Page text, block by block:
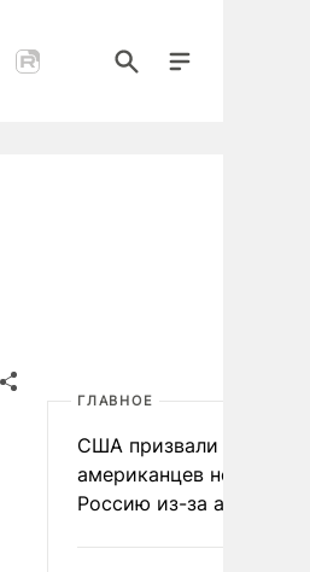
ГЛАВНОЕ
США призвали
американцев не
Россию из-за атак ВСУ